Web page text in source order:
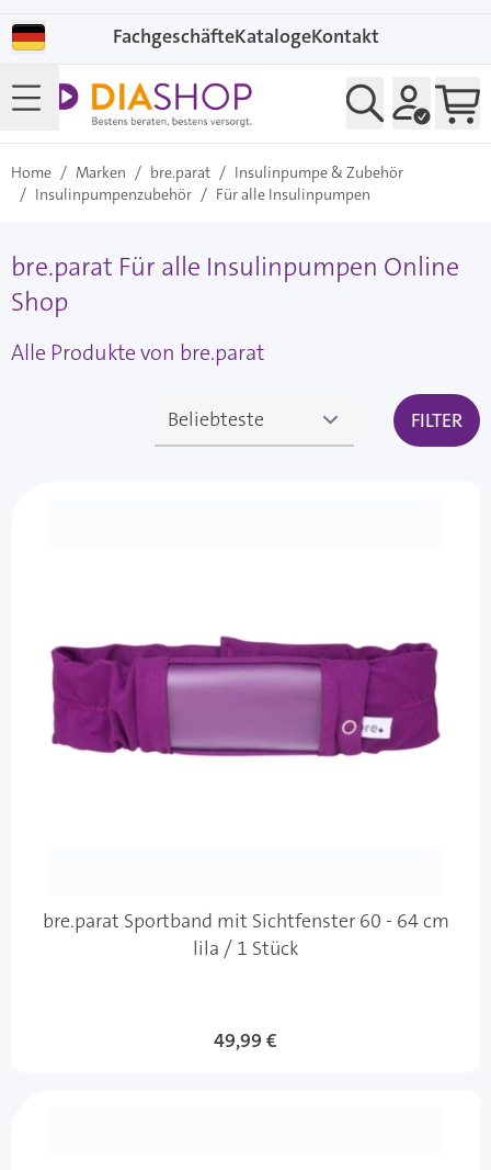
FachgeschäfteKatalogeKontakt
Home / Marken / bre.parat / Insulinpumpe & Zubehör
/ Insulinpumpenzubehör / Für alle Insulinpumpen
bre.parat Für alle Insulinpumpen Online
Shop
Alle Produkte von bre.parat
FILTER
bre.parat Sportband mit Sichtfenster 60 - 64 cm
lila / 1 Stück
49,99 €